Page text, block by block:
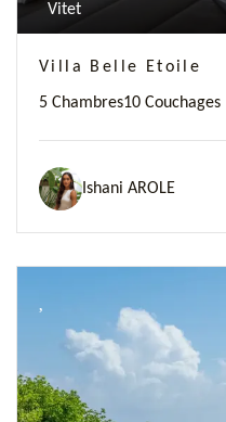
Vitet
Villa Belle Etoile
5 Chambres10 Couchages
Ishani AROLE